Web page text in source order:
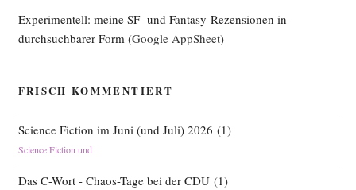
Experimentell: meine SF- und Fantasy-Rezensionen in
durchsuchbarer Form(Google AppSheet)
FRISCH KOMMENTIERT
Science Fiction im Juni (und Juli) 2026 (1)
Science Fiction und
Das C-Wort - Chaos-Tage bei der CDU(1)